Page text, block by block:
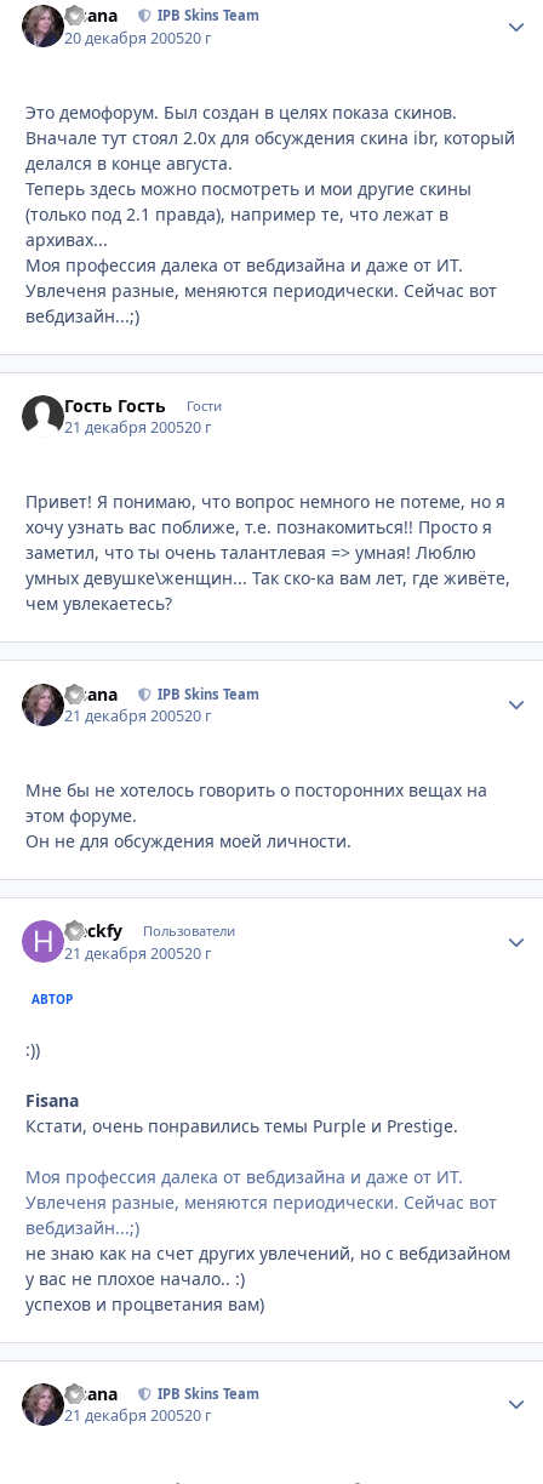
Fisana IPB Skins Team
20 декабря 200520 г
Это демофорум. Был создан в целях показа скинов.
Вначале тут стоял 2.0x для обсуждения скина ibr, который
делался в конце августа.
Теперь здесь можно посмотреть и мои другие скины
(только под 2.1 правда), например те, что лежат в
архивах...
Моя профессия далека от вебдизайна и даже от ИТ.
Увлеченя разные, меняются периодически. Сейчас вот
вебдизайн...;)
Гость Гость Гости
21 декабря 200520 г
Привет! Я понимаю, что вопрос немного не потеме, но я
хочу узнать вас поближе, т.е. познакомиться!! Просто я
заметил, что ты очень талантлевая => умная! Люблю
умных девушке\женщин... Так ско-ка вам лет, где живёте,
чем увлекаетесь?
Fisana IPB Skins Team
21 декабря 200520 г
Мне бы не хотелось говорить о посторонних вещах на
этом форуме.
Он не для обсуждения моей личности.
Heckfy Пользователи
21 декабря 200520 г
АВТОР
:))
Fisana
Кстати, очень понравились темы Purple и Prestige.
Моя профессия далека от вебдизайна и даже от ИТ.
Увлеченя разные, меняются периодически. Сейчас вот
вебдизайн...;)
не знаю как на счет других увлечений, но с вебдизайном
у вас не плохое начало.. :)
успехов и процветания вам)
Fisana IPB Skins Team
21 декабря 200520 г